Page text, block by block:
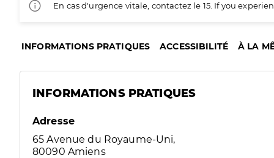
En cas d'urgence vitale, contactez le 15. If you
INFORMATIONS PRATIQUES ACCESSIBILITÉ À LA
INFORMATIONS PRATIQUES
Adresse
65 Avenue du Royaume-Uni,
80090 Amiens